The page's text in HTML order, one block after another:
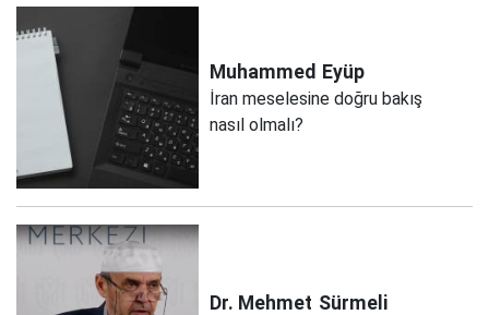
Muhammed Eyüp
İran meselesine doğru bakış
nasıl olmalı?
Dr. Mehmet Sürmeli